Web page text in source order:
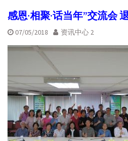
感恩·相聚·话当年”交流会
07/05/2018 资讯中心 2